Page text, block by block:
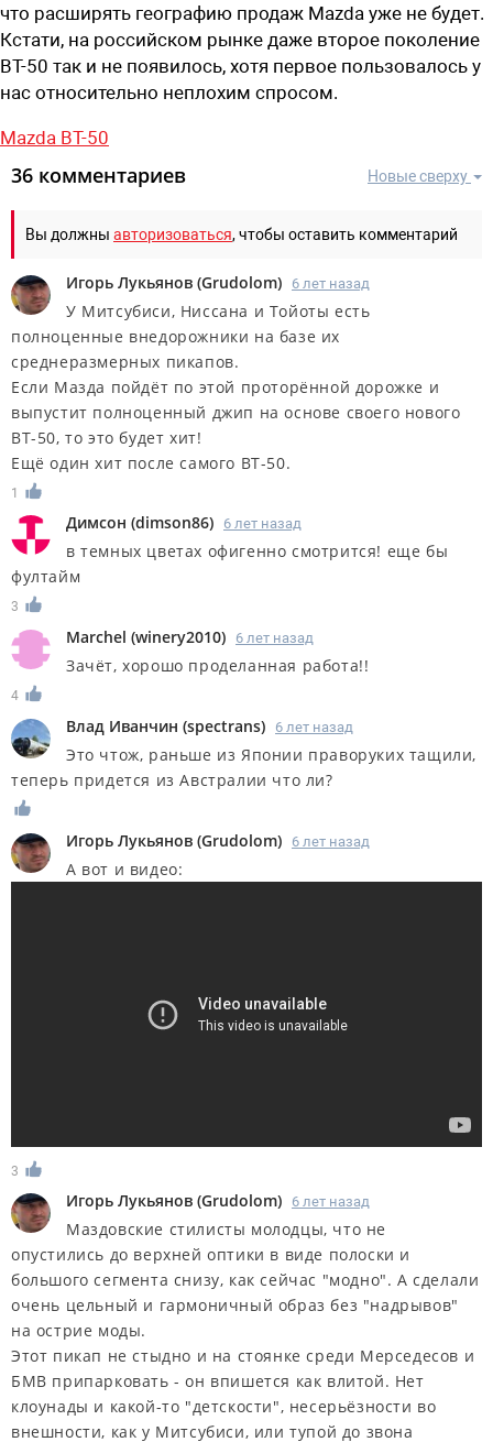
что расширять географию продаж Mazda уже не будет.
Кстати, на российском рынке даже второе поколение
BT-50 так и не появилось, хотя первое пользовалось у
нас относительно неплохим спросом.
Mazda BT-50
Новые сверху
36 комментариев
Вы должны авторизоваться, чтобы оставить комментарий
Игорь Лукьянов (Grudolom) 6 лет назад
У Митсубиси, Ниссана и Тойоты есть
полноценные внедорожники на базе их
среднеразмерных пикапов.
Если Мазда пойдёт по этой проторённой дорожке и
выпустит полноценный джип на основе своего нового
ВТ-50, то это будет хит!
Ещё один хит после самого ВТ-50.
1
Димсон (dimson86) 6 лет назад
в темных цветах офигенно смотрится! еще бы
фултайм
3
Marchel (winery2010) 6 лет назад
Зачёт, хорошо проделанная работа!!
4
Влад Иванчин (spectrans) 6 лет назад
Это чтож, раньше из Японии праворуких тащили,
теперь придется из Австралии что ли?
Игорь Лукьянов (Grudolom) 6 лет назад
А вот и видео:
3
Игорь Лукьянов (Grudolom) 6 лет назад
Маздовские стилисты молодцы, что не
опустились до верхней оптики в виде полоски и
большого сегмента снизу, как сейчас "модно". А сделали
очень цельный и гармоничный образ без "надрывов"
на острие моды.
Этот пикап не стыдно и на стоянке среди Мерседесов и
БМВ припарковать - он впишется как влитой. Нет
клоунады и какой-то "детскости", несерьёзности во
внешности, как у Митсубиси, или тупой до звона